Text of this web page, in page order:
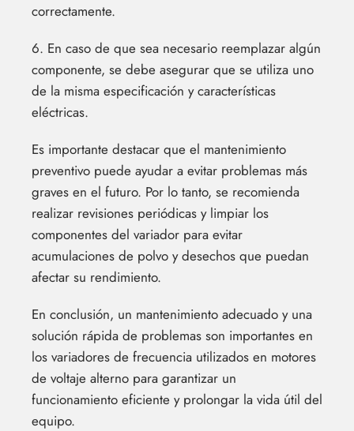
correctamente.
6. En caso de que sea necesario reemplazar algún
componente, se debe asegurar que se utiliza uno
de la misma especificación y características
eléctricas.
Es importante destacar que el mantenimiento
preventivo puede ayudar a evitar problemas más
graves en el futuro. Por lo tanto, se recomienda
realizar revisiones periódicas y limpiar los
componentes del variador para evitar
acumulaciones de polvo y desechos que puedan
afectar su rendimiento.
En conclusión, un mantenimiento adecuado y una
solución rápida de problemas son importantes en
los variadores de frecuencia utilizados en motores
de voltaje alterno para garantizar un
funcionamiento eficiente y prolongar la vida útil del
equipo.